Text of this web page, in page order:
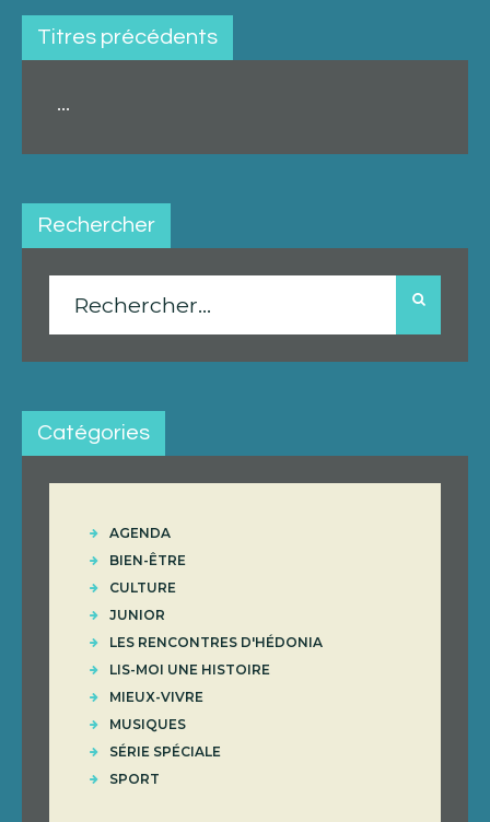
Titres précédents
...
Rechercher
Catégories
AGENDA
BIEN-ÊTRE
CULTURE
JUNIOR
LES RENCONTRES D'HÉDONIA
LIS-MOI UNE HISTOIRE
MIEUX-VIVRE
MUSIQUES
SÉRIE SPÉCIALE
SPORT